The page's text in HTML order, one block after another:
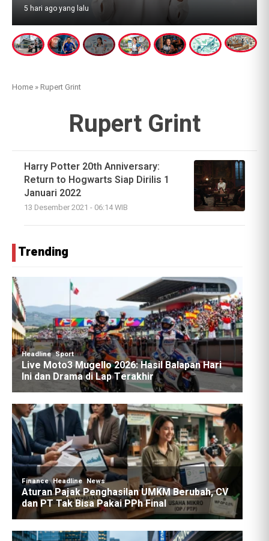
5 hari ago yang lalu
Home »Rupert Grint
Rupert Grint
Harry Potter 20th Anniversary:
Return to Hogwarts Siap Dirilis 1
Januari 2022
13 Desember 2021 - 06:14 WIB
Trending